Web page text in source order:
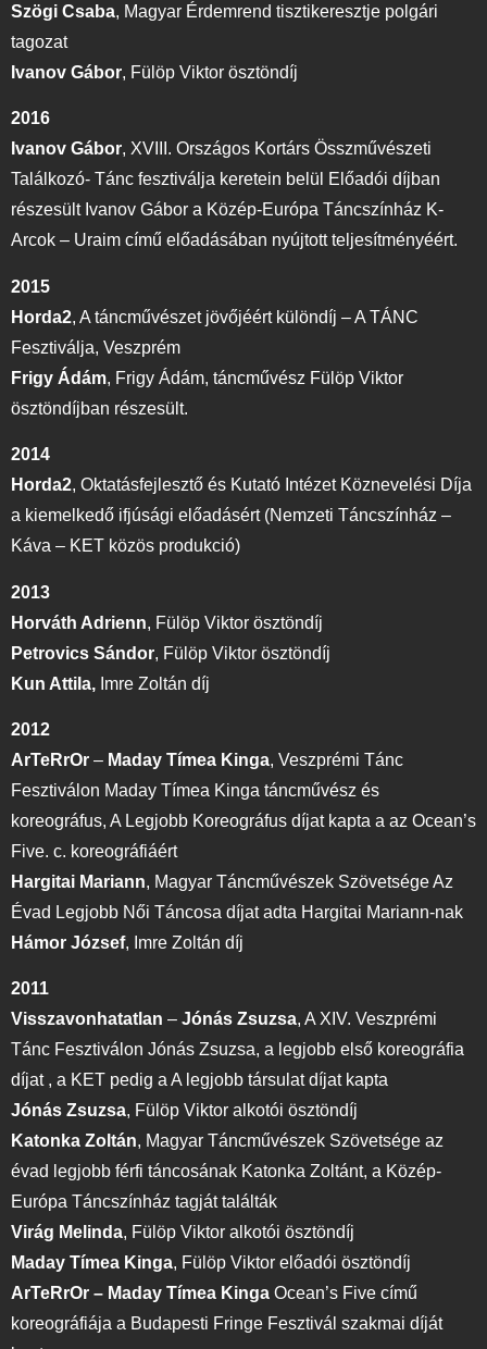
Szögi Csaba, Magyar Érdemrend tisztikeresztje polgári
tagozat
Ivanov Gábor, Fülöp Viktor ösztöndíj
2016
Ivanov Gábor, XVIII. Országos Kortárs Összművészeti
Találkozó- Tánc fesztiválja keretein belül Előadói díjban
részesült Ivanov Gábor a Közép-Európa Táncszínház K-
Arcok – Uraim című előadásában nyújtott teljesítményéért.
2015
Horda2, A táncművészet jövőjéért különdíj – A TÁNC
Fesztiválja, Veszprém
Frigy Ádám, Frigy Ádám, táncművész Fülöp Viktor
ösztöndíjban részesült.
2014
Horda2, Oktatásfejlesztő és Kutató Intézet Köznevelési Díja
a kiemelkedő ifjúsági előadásért (Nemzeti Táncszínház –
Káva – KET közös produkció)
2013
Horváth Adrienn, Fülöp Viktor ösztöndíj
Petrovics Sándor, Fülöp Viktor ösztöndíj
Kun Attila, Imre Zoltán díj
2012
ArTeRrOr – Maday Tímea Kinga, Veszprémi Tánc
Fesztiválon Maday Tímea Kinga táncművész és
koreográfus, A Legjobb Koreográfus díjat kapta a az Ocean’s
Five. c. koreográfiáért
Hargitai Mariann, Magyar Táncművészek Szövetsége Az
Évad Legjobb Női Táncosa díjat adta Hargitai Mariann-nak
Hámor József, Imre Zoltán díj
2011
Visszavonhatatlan – Jónás Zsuzsa, A XIV. Veszprémi
Tánc Fesztiválon Jónás Zsuzsa, a legjobb első koreográfia
díjat , a KET pedig a A legjobb társulat díjat kapta
Jónás Zsuzsa, Fülöp Viktor alkotói ösztöndíj
Katonka Zoltán, Magyar Táncművészek Szövetsége az
évad legjobb férfi táncosának Katonka Zoltánt, a Közép-
Európa Táncszínház tagját találták
Virág Melinda, Fülöp Viktor alkotói ösztöndíj
Maday Tímea Kinga, Fülöp Viktor előadói ösztöndíj
ArTeRrOr – Maday Tímea Kinga Ocean’s Five című
koreográfiája a Budapesti Fringe Fesztivál szakmai díját